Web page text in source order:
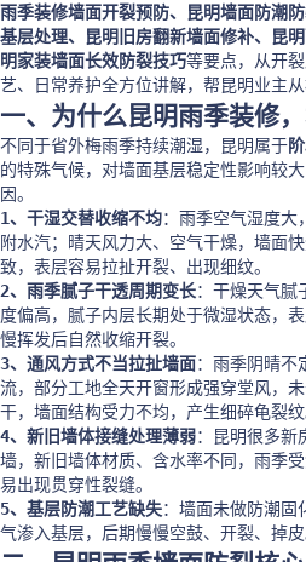
雨季装修墙面开裂预防、昆明墙面防潮
基层处理、昆明旧房翻新墙面修补、昆
明家装墙面长效防裂技巧等要点，从开
艺、日常养护全方位讲解，帮昆明业主
一、为什么昆明雨季装修
不同于省外梅雨季持续潮湿，昆明属于
的特殊气候，对墙面基层稳定性影响较
因。
1、干湿交替收缩不均：雨季空气湿度大
附水汽；晴天风力大、空气干燥，墙面
致，表层容易拉扯开裂、出现细纹。
2、雨季腻子干透周期变长：干燥天气腻
度偏高，腻子内层长期处于微湿状态，
慢挥发后自然收缩开裂。
3、通风方式不当拉扯墙面：雨季阴晴不
流，部分工地全天开窗形成强穿堂风，
干，墙面结构受力不均，产生细碎龟裂纹
4、新旧墙体接缝处理薄弱：昆明很多新
墙，新旧墙体材质、含水率不同，雨季
易出现贯穿性裂缝。
5、基层防潮工艺缺失：墙面未做防潮固
气渗入基层，后期慢慢空鼓、开裂、掉皮